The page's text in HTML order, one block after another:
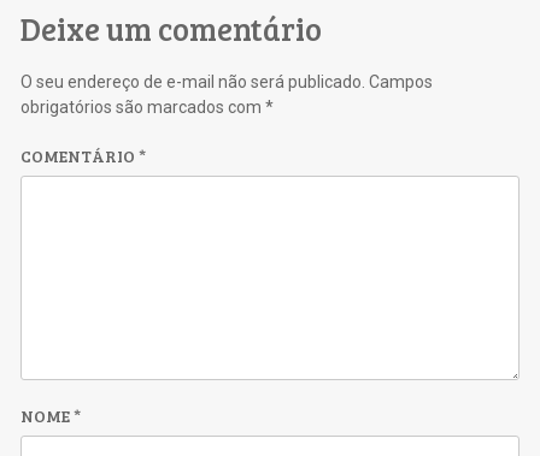
Deixe um comentário
O seu endereço de e-mail não será publicado. Campos
obrigatórios são marcados com *
COMENTÁRIO *
NOME*